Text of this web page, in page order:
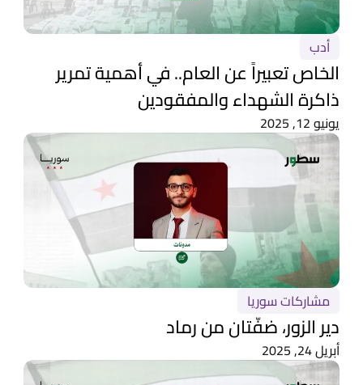
أدب
الخاص تعبيراً عن العام.. في أهمية تمرير
ذاكرة الشهداء والمفقودين
يونيو 12, 2025
مشاركات سوريا
دير الزور، ضفّتان من رماد
أبريل 24, 2025